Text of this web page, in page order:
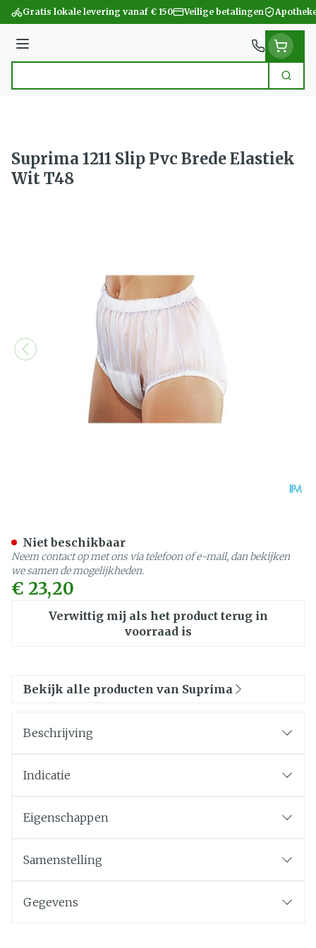
Ga naar de inhoud
Gratis lokale levering vanaf € 150 Veilige betalingen
Menu
Zoek
Suprima 1211 Slip Pvc Brede Elastiek
Wit T48
€ 23,20
Verwittig mij als het product terug in
voorraad is
Niet beschikbaar
Neem contact op met ons via telefoon of e-mail, dan bekijken
we samen de mogelijkheden.
Bekijk alle producten van Suprima
Beschrijving
Indicatie
Eigenschappen
Samenstelling
Gegevens